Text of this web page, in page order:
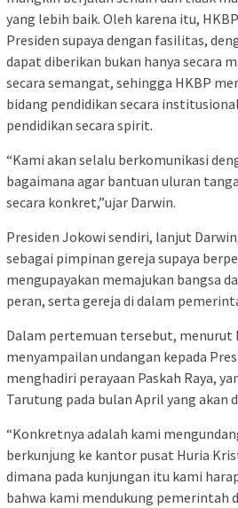
yang lebih baik. Oleh karena itu,
Presiden supaya dengan fasilitas,
dapat diberikan bukan hanya secara
secara semangat, sehingga HKBP
bidang pendidikan secara
pendidikan secara spirit.
“Kami akan selalu berkomunikasi
bagaimana agar bantuan uluran
secara konkret,”ujar Darwin.
Presiden Jokowi sendiri, lanjut
sebagai pimpinan gereja supaya
mengupayakan memajukan bangsa
peran, serta gereja di dalam
Dalam pertemuan tersebut, menurut
menyampailan undangan kepada
menghadiri perayaan Paskah Raya,
Tarutung pada bulan April yang akan
“Konkretnya adalah kami
berkunjung ke kantor pusat Huria
dimana pada kunjungan itu kami
bahwa kami mendukung pemerintah